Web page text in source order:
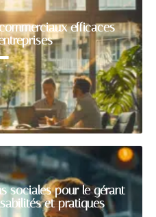
efficaces
sociales pour le gérant
et pratiques